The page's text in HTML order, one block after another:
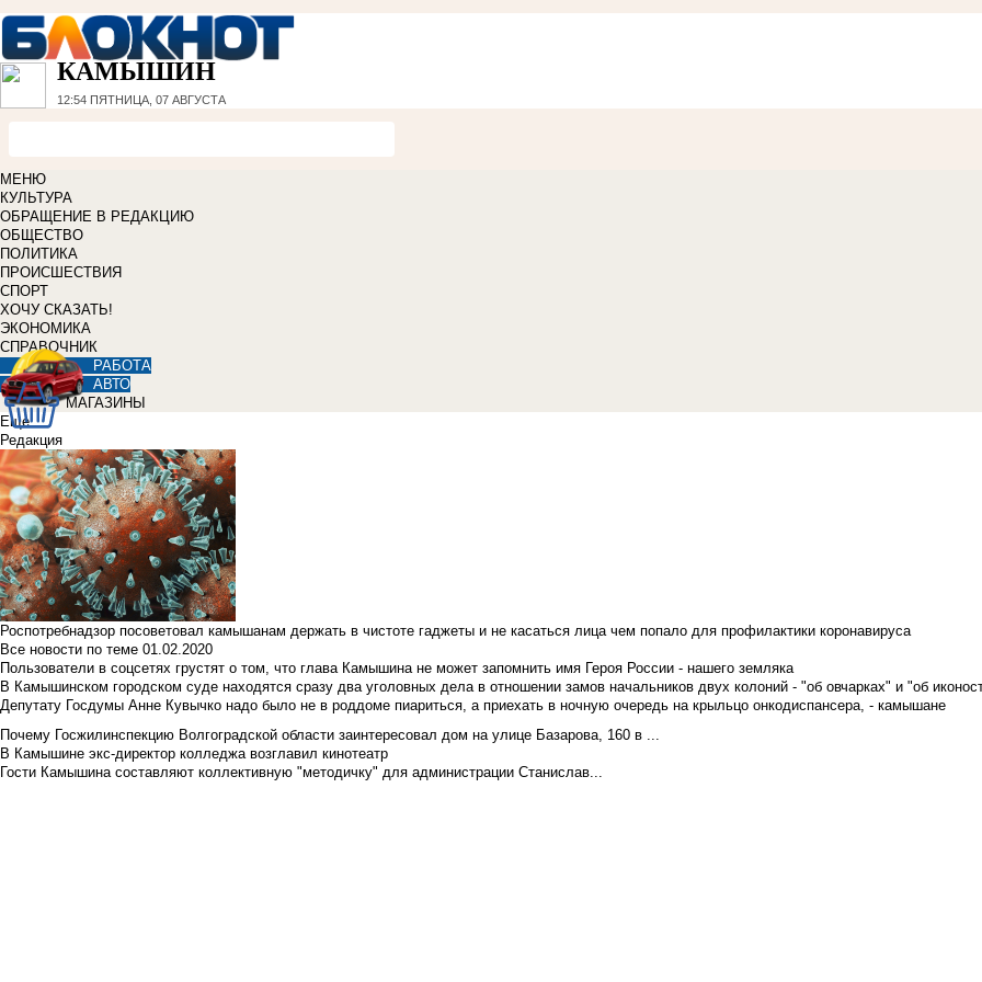
КАМЫШИН
12:54 ПЯТНИЦА, 07 АВГУСТА
МЕНЮ
КУЛЬТУРА
ОБРАЩЕНИЕ В РЕДАКЦИЮ
ОБЩЕСТВО
ПОЛИТИКА
ПРОИСШЕСТВИЯ
СПОРТ
ХОЧУ СКАЗАТЬ!
ЭКОНОМИКА
СПРАВОЧНИК
РАБОТА
АВТО
МАГАЗИНЫ
Еще
Редакция
Роспотребнадзор посоветовал камышанам держать в чистоте гаджеты и не касаться лица чем попало для профилактики коронавируса
Все новости по теме 01.02.2020
Пользователи в соцсетях грустят о том, что глава Камышина не может запомнить имя Героя России - нашего земляка
В Камышинском городском суде находятся сразу два уголовных дела в отношении замов начальников двух колоний - "об овчарках" и "об
Депутату Госдумы Анне Кувычко надо было не в роддоме пиариться, а приехать в ночную очередь на крыльцо онкодиспансера, - камышане
Почему Госжилинспекцию Волгоградской области заинтересовал дом на улице Базарова, 160 в ...
В Камышине экс-директор колледжа возглавил кинотеатр
Гости Камышина составляют коллективную "методичку" для администрации Станислав...